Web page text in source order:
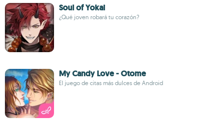
Soul of Yokai
¿Qué joven robará tu corazón?
My Candy Love - Otome
El juego de citas más dulces de Android